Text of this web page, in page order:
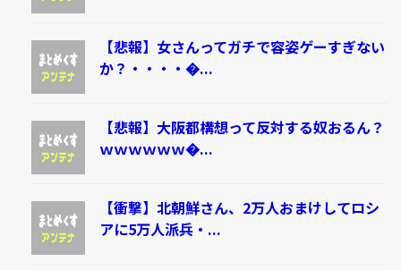
【悲報】女さんってガチで容姿ゲーすぎない
か？・・・・�...
【悲報】大阪都構想って反対する奴おるん？
ｗｗｗｗｗｗ�...
【衝撃】北朝鮮さん、2万人おまけしてロシ
アに5万人派兵・...